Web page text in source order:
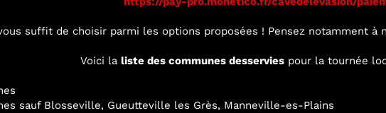
suffit de choisir parmi les options proposées ! Pensez notamment à
Voici la liste des communes desserviespour la tournée
sauf Blosseville, Gueutteville les Grès, Manneville-es-Plains